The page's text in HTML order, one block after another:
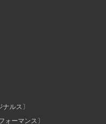
ルス〕
ォーマンス〕